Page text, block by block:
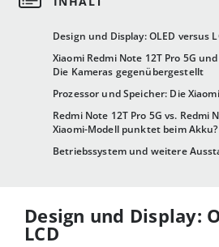
Design und Display: OLED versus
Xiaomi Redmi Note 12T Pro 5G
Die Kameras gegenübergestellt
Prozessor und Speicher: Die
Redmi Note 12T Pro 5G vs. Redmi
Xiaomi-Modell punktet beim Akku?
Betriebssystem und weitere
Design und Display:
LCD